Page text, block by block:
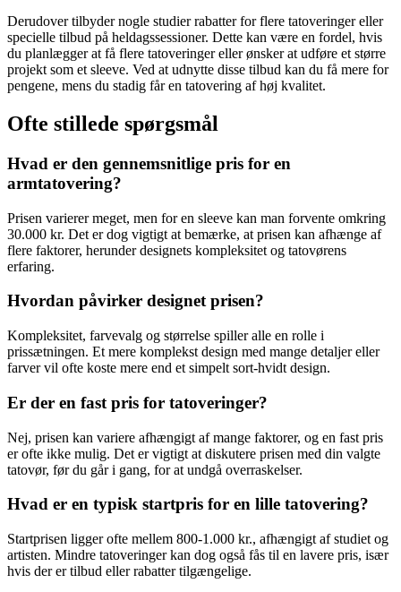
Derudover tilbyder nogle studier rabatter for flere tatoveringer eller
specielle tilbud på heldagssessioner. Dette kan være en fordel, hvis
du planlægger at få flere tatoveringer eller ønsker at udføre et større
projekt som et sleeve. Ved at udnytte disse tilbud kan du få mere for
pengene, mens du stadig får en tatovering af høj kvalitet.
Ofte stillede spørgsmål
Hvad er den gennemsnitlige pris for en
armtatovering?
Prisen varierer meget, men for en sleeve kan man forvente omkring
30.000 kr. Det er dog vigtigt at bemærke, at prisen kan afhænge af
flere faktorer, herunder designets kompleksitet og tatovørens
erfaring.
Hvordan påvirker designet prisen?
Kompleksitet, farvevalg og størrelse spiller alle en rolle i
prissætningen. Et mere komplekst design med mange detaljer eller
farver vil ofte koste mere end et simpelt sort-hvidt design.
Er der en fast pris for tatoveringer?
Nej, prisen kan variere afhængigt af mange faktorer, og en fast pris
er ofte ikke mulig. Det er vigtigt at diskutere prisen med din valgte
tatovør, før du går i gang, for at undgå overraskelser.
Hvad er en typisk startpris for en lille tatovering?
Startprisen ligger ofte mellem 800-1.000 kr., afhængigt af studiet og
artisten. Mindre tatoveringer kan dog også fås til en lavere pris, især
hvis der er tilbud eller rabatter tilgængelige.